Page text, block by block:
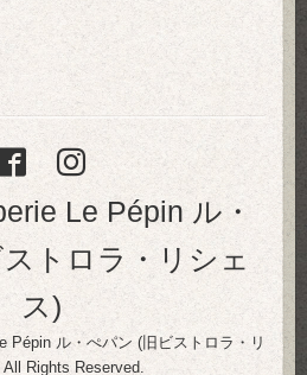
Le Pépin ル・
トロラ・リシェ
ス)
Pépin ル・ぺパン (旧ビストロラ・リ
. All Rights Reserved.